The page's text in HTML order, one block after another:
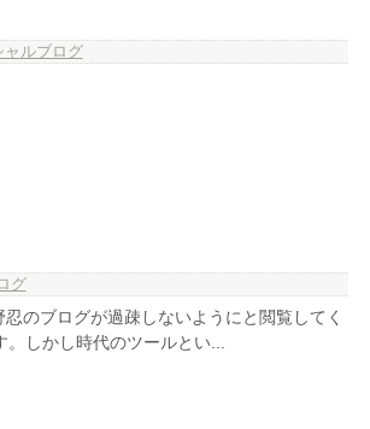
ャルブログ
グ
のブログが過疎しないようにと閲覧してく
。しかし時代のツールとい...